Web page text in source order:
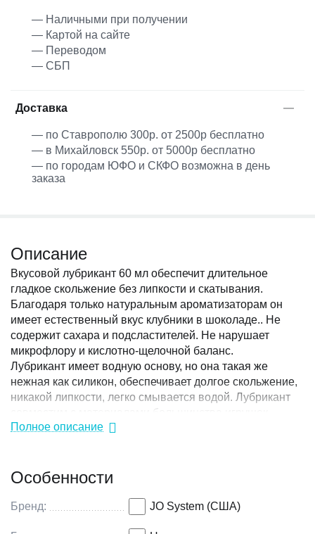
— Наличными при получении
— Картой на сайте
— Переводом
— СБП
Доставка
— по Ставрополю 300р. от 2500р бесплатно
— в Михайловск 550р. от 5000р бесплатно
— по городам ЮФО и СКФО возможна в день
заказа
Описание
Вкусовой лубрикант 60 мл обеспечит длительное
гладкое скольжение без липкости и скатывания.
Благодаря только натуральным ароматизаторам он
имеет естественный вкус клубники в шоколаде.. Не
содержит сахара и подсластителей. Не нарушает
микрофлору и кислотно-щелочной баланс.
Лубрикант имеет водную основу, но она такая же
нежная как силикон, обеспечивает долгое скольжение,
никакой липкости, легко смывается водой. Лубрикант
совместим с материалами большинства игрушек.
Обладают всеми преимуществами фаворита JO H2O,
Полное описание
Особенности
Бренд: JO System (США)